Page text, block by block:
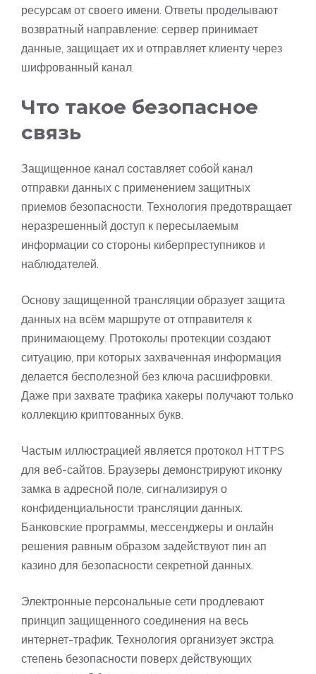
ресурсам от своего имени. Ответы проделывают
возвратный направление: сервер принимает
данные, защищает их и отправляет клиенту через
шифрованный канал.
Что такое безопасное
связь
Защищенное канал составляет собой канал
отправки данных с применением защитных
приемов безопасности. Технология предотвращает
неразрешенный доступ к пересылаемым
информации со стороны киберпреступников и
наблюдателей.
Основу защищенной трансляции образует защита
данных на всём маршруте от отправителя к
принимающему. Протоколы протекции создают
ситуацию, при которых захваченная информация
делается бесполезной без ключа расшифровки.
Даже при захвате трафика хакеры получают только
коллекцию криптованных букв.
Частым иллюстрацией является протокол HTTPS
для веб-сайтов. Браузеры демонстрируют иконку
замка в адресной поле, сигнализируя о
конфиденциальности трансляции данных.
Банковские программы, мессенджеры и онлайн
решения равным образом задействуют пин ап
казино для безопасности секретной данных.
Электронные персональные сети продлевают
принцип защищенного соединения на весь
интернет-трафик. Технология организует экстра
степень безопасности поверх действующих